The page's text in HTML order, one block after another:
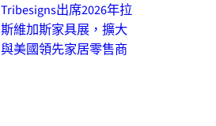
Tribesigns出席2026年拉
斯維加斯家具展，擴大
與美國領先家居零售商